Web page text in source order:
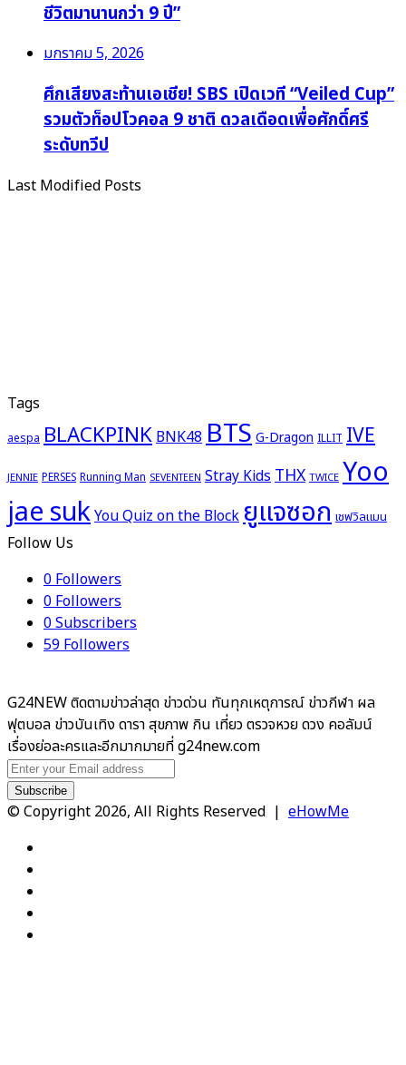
ชีวิตมานานกว่า 9 ปี”
มกราคม 5, 2026
ศึกเสียงสะท้านเอเชีย! SBS เปิดเวที “Veiled Cup”
รวมตัวท็อปโวคอล 9 ชาติ ดวลเดือดเพื่อศักดิ์ศรี
ระดับทวีป
Last Modified Posts
Tags
aespa BLACKPINK BNK48 BTSG-Dragon ILLIT IVE
JENNIE PERSES Running Man SEVENTEEN Stray Kids THX TWICE Yoo
jae sukYou Quiz on the Blockยูแจซอก เชฟวิลแมน
Follow Us
0 Followers
0 Followers
0Subscribers
59 Followers
G24NEW ติดตามข่าวล่าสุด ข่าวด่วน ทันทุกเหตุการณ์ ข่าวกีฬา ผล
ฟุตบอล ข่าวบันเทิง ดารา สุขภาพ กิน เที่ยว ตรวจหวย ดวง คอลัมน์
เรื่องย่อละครและอีกมากมายที่ g24new.com
Enter
your
Email
© Copyright 2026, All Rights Reserved | eHowMe